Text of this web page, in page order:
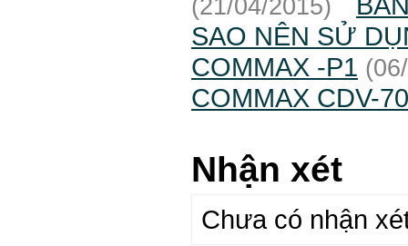
(21/04/2015)
SAO NÊN SỬ
COMMAX -P1
COMMAX CDV-
Nhận xét
Chưa có nhận